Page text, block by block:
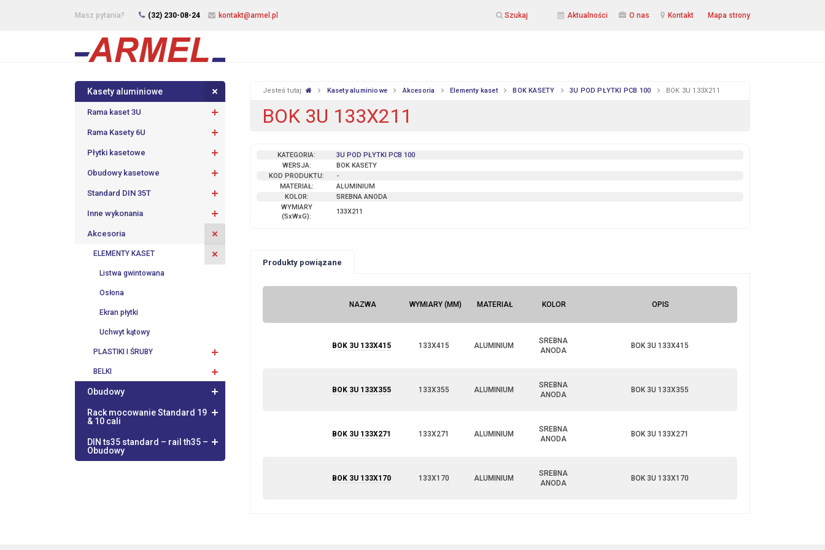
Masz pytania? (32) 230-08-24 kontakt@armel.pl Szukaj Aktualności O nas Kontakt Mapa strony
Kasety aluminiowe
Rama kaset 3U
Rama Kasety 6U
Płytki kasetowe
Obudowy kasetowe
Standard DIN 35T
Inne wykonania
Akcesoria
ELEMENTY KASET
Listwa gwintowana
Osłona
Ekran płytki
Uchwyt kątowy
PLASTIKI I ŚRUBY
BELKI
Obudowy
Rack mocowanie Standard 19
& 10 cali
DIN ts35 standard – rail th35 –
Obudowy
Jesteś tutaj: Kasety aluminiowe Akcesoria Elementy kaset BOK KASETY 3U POD PŁYTKI PCB 100 BOK 3U 133X211
BOK 3U 133X211
KATEGORIA:
3U POD PŁYTKI PCB 100
WERSJA:
BOK KASETY
KOD PRODUKTU:
-
MATERIAŁ:
ALUMINIUM
KOLOR:
SREBNA ANODA
WYMIARY
(SxWxG):
133X211
Produkty powiązane
NAZWA WYMIARY (MM) MATERIAŁ KOLOR OPIS
BOK 3U 133X415 133X415 ALUMINIUM
SREBNA
ANODA
BOK 3U 133X415
BOK 3U 133X355 133X355 ALUMINIUM
SREBNA
ANODA
BOK 3U 133X355
BOK 3U 133X271 133X271 ALUMINIUM
SREBNA
ANODA
BOK 3U 133X271
BOK 3U 133X170 133X170 ALUMINIUM
SREBNA
ANODA
BOK 3U 133X170